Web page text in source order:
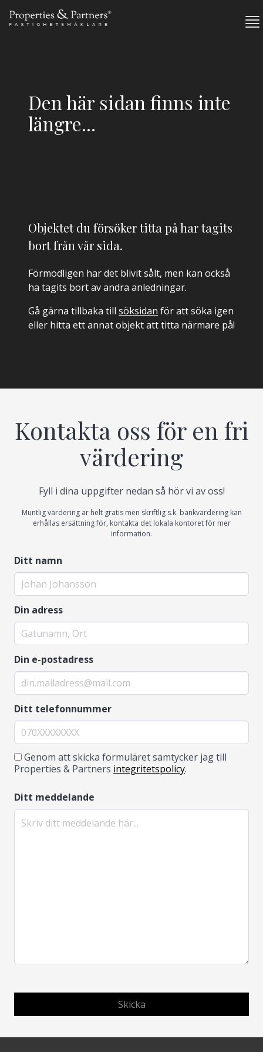
Den här sidan finns inte
längre...
Objektet du försöker titta på har tagits
bort från vår sida.
Förmodligen har det blivit sålt, men kan också
ha tagits bort av andra anledningar.
Gå gärna tillbaka till söksidan för att söka igen
eller hitta ett annat objekt att titta närmare på!
Kontakta oss för en fri
värdering
Fyll i dina uppgifter nedan så hör vi av oss!
Muntlig värdering är helt gratis men skriftlig s.k. bankvärdering kan
erhållas ersättning för, kontakta det lokala kontoret för mer
information.
Ditt namn
Din adress
Din e-postadress
Ditt telefonnummer
Genom att skicka formuläret samtycker jag till
Properties & Partners integritetspolicy.
Ditt meddelande